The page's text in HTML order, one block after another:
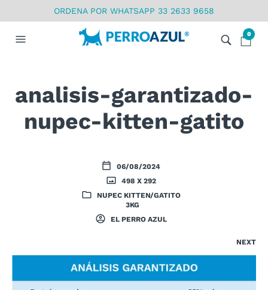
ORDENA POR WHATSAPP 33 2633 9658
0
analisis-garantizado-
nupec-kitten-gatito
06/08/2024
498 X 292
NUPEC KITTEN/GATITO
3KG
EL PERRO AZUL
NEXT